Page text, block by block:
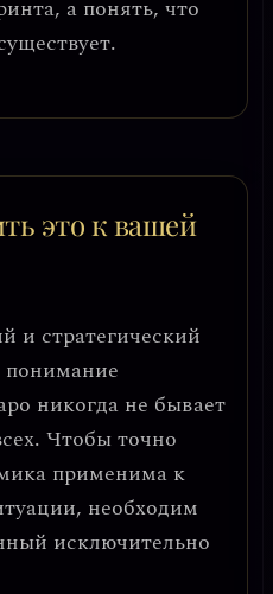
а понять, что
это к вашей
и стратегический
понимание
никогда не бывает
Чтобы точно
применима к
необходим
исключительно